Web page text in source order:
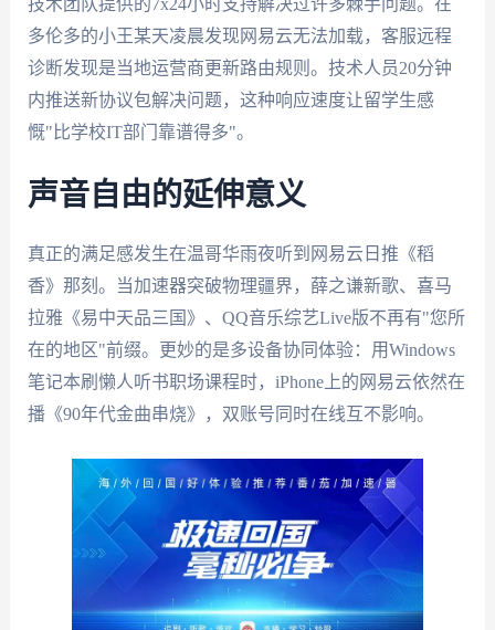
多伦多的小王某天凌晨发现网易云无法加载，客服远程
诊断发现是当地运营商更新路由规则。技术人员20分钟
内推送新协议包解决问题，这种响应速度让留学生感
慨"比学校IT部门靠谱得多"。
声音自由的延伸意义
真正的满足感发生在温哥华雨夜听到网易云日推《稻
香》那刻。当加速器突破物理疆界，薛之谦新歌、喜马
拉雅《易中天品三国》、QQ音乐综艺Live版不再有"您所
在的地区"前缀。更妙的是多设备协同体验：用Windows
笔记本刷懒人听书职场课程时，iPhone上的网易云依然在
播《90年代金曲串烧》，双账号同时在线互不影响。